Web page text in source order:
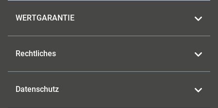
WERTGARANTIE
Rechtliches
Datenschutz